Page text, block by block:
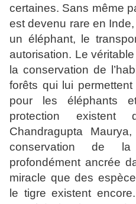
certaines. Sans même
est devenu rare en
un éléphant, le
autorisation. Le véritable
la conservation de
forêts qui lui
pour les éléphants
protection existent
Chandragupta
conservation de
profondément ancrée
miracle que des
le tigre existent